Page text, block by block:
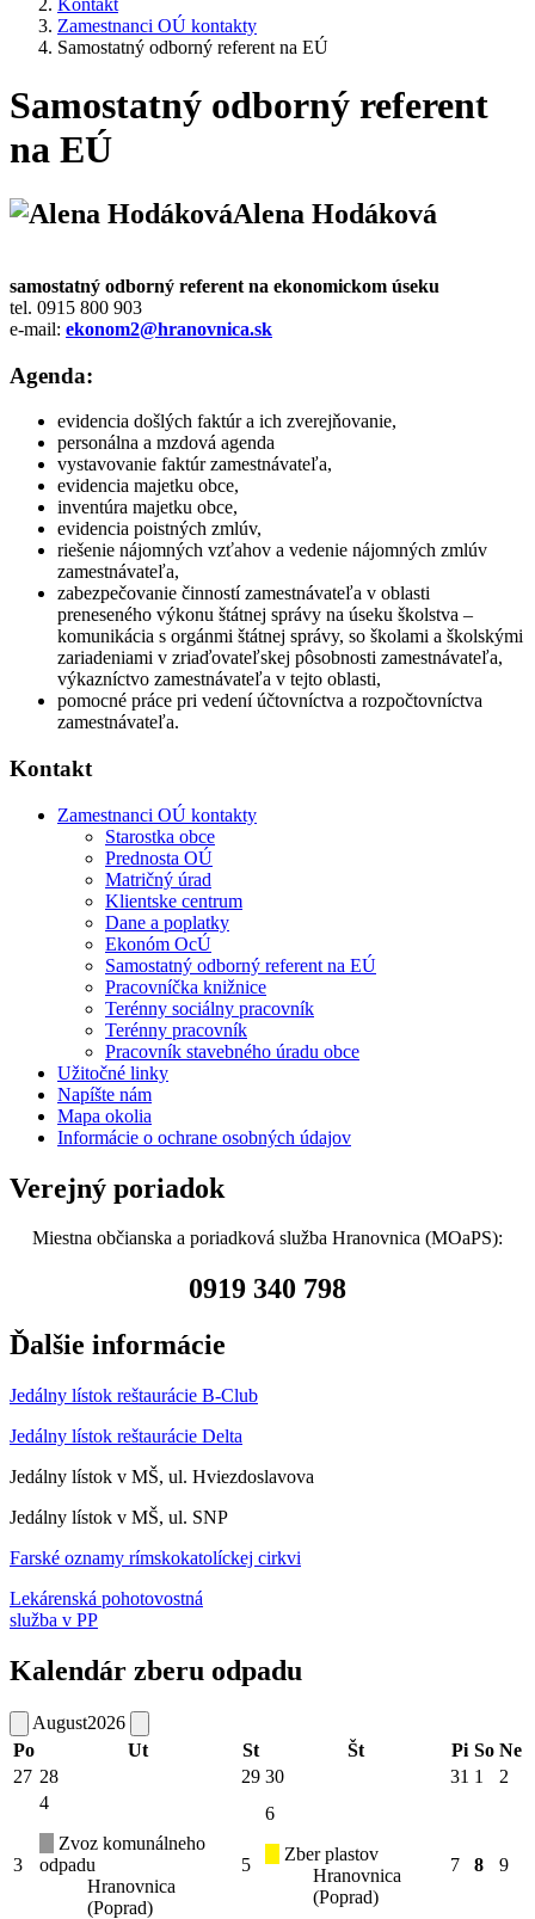
Kontakt
Zamestnanci OÚ kontakty
Samostatný odborný referent na EÚ
Samostatný odborný referent
na EÚ
Alena Hodáková
samostatný odborný referent na ekonomickom úseku
tel. 0915 800 903
e-mail: ekonom2@hranovnica.sk
Agenda:
evidencia došlých faktúr a ich zverejňovanie,
personálna a mzdová agenda
vystavovanie faktúr zamestnávateľa,
evidencia majetku obce,
inventúra majetku obce,
evidencia poistných zmlúv,
riešenie nájomných vzťahov a vedenie nájomných zmlúv
zamestnávateľa,
zabezpečovanie činností zamestnávateľa v oblasti
preneseného výkonu štátnej správy na úseku školstva –
komunikácia s orgánmi štátnej správy, so školami a školskými
zariadeniami v zriaďovateľskej pôsobnosti zamestnávateľa,
výkazníctvo zamestnávateľa v tejto oblasti,
pomocné práce pri vedení účtovníctva a rozpočtovníctva
zamestnávateľa.
Kontakt
Zamestnanci OÚ kontakty
Starostka obce
Prednosta OÚ
Matričný úrad
Klientske centrum
Dane a poplatky
Ekonóm OcÚ
Samostatný odborný referent na EÚ
Pracovníčka knižnice
Terénny sociálny pracovník
Terénny pracovník
Pracovník stavebného úradu obce
Užitočné linky
Napíšte nám
Mapa okolia
Informácie o ochrane osobných údajov
Verejný poriadok
Miestna občianska a poriadková služba Hranovnica (MOaPS):
0919 340 798
Ďalšie informácie
Jedálny lístok reštaurácie B-Club
Jedálny lístok reštaurácie Delta
Jedálny lístok v MŠ, ul. Hviezdoslavova
Jedálny lístok v MŠ, ul. SNP
Farské oznamy rímskokatolíckej cirkvi
Lekárenská pohotovostná
služba v PP
Kalendár zberu odpadu
August2026
Po
Ut St Št Pi So Ne
27 28 29 30 31 1 2
3
4
Zvoz komunálneho
odpadu
Hranovnica
(Poprad)
5
6
Zber plastov
Hranovnica
(Poprad)
7 8 9